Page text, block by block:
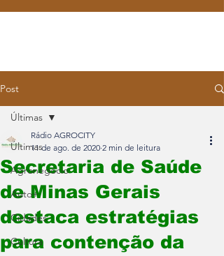
Post
Últimas
Agronegócio
Auto+
Cidades
Cultura
Últimas
Secretaria de Saúde
de Minas Gerais
destaca estratégias
para contenção da
Rádio AGROCITY
11 de ago. de 2020 2 min de leitura